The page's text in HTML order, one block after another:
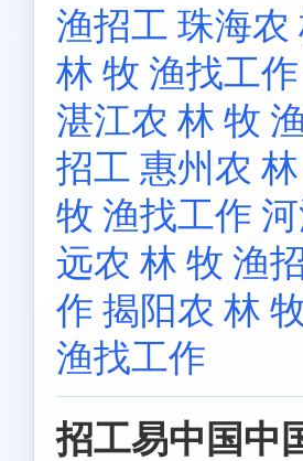
渔招工 珠海农
林 牧 渔找工作
湛江农 林 牧
招工 惠州农
牧 渔找工作
远农 林 牧 渔
作 揭阳农 林
渔找工作
招工易中国